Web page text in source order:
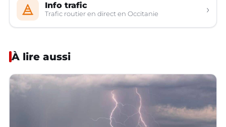
Info trafic
Trafic routier en direct en Occitanie ›
À lire aussi